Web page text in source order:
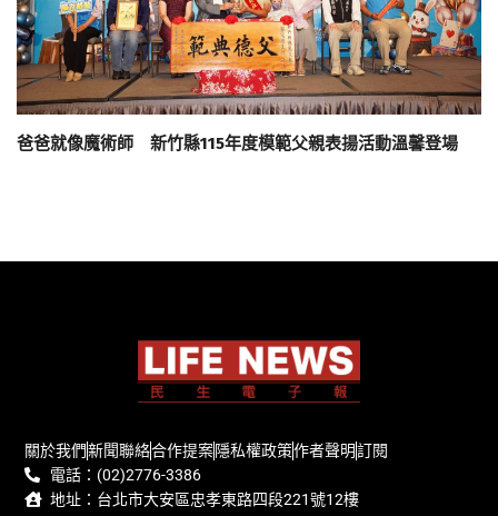
爸爸就像魔術師 新竹縣115年度模範父親表揚活動溫馨登場
關於我們新聞聯絡合作提案隱私權政策作者聲明訂閱
電話：(02)2776-3386
地址：台北市大安區忠孝東路四段221號12樓